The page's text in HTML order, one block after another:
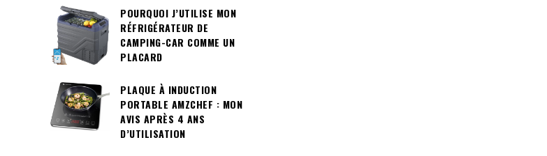
POURQUOI J’UTILISE MON
RÉFRIGÉRATEUR DE
CAMPING-CAR COMME UN
PLACARD
PLAQUE À INDUCTION
PORTABLE AMZCHEF : MON
AVIS APRÈS 4 ANS
D’UTILISATION